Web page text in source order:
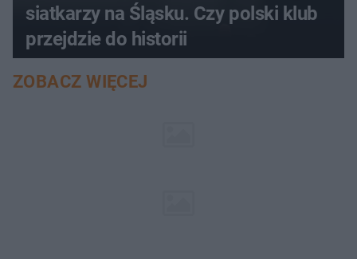
siatkarzy na Śląsku. Czy polski klub
przejdzie do historii
ZOBACZ WIĘCEJ